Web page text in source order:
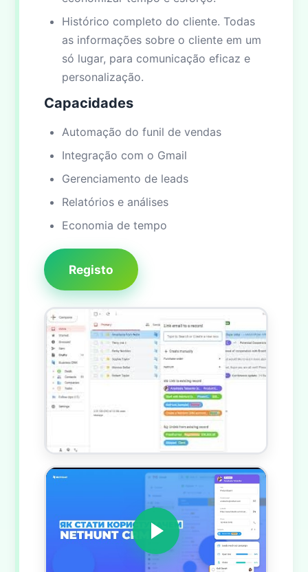
Histórico completo do cliente. Todas
as informações sobre o cliente em um
só lugar, para comunicação eficaz e
personalização.
Capacidades
Automação do funil de vendas
Integração com o Gmail
Gerenciamento de leads
Relatórios e análises
Economia de tempo
Registo